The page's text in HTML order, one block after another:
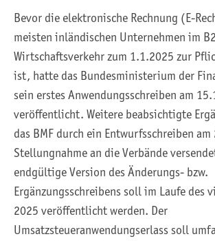
Bevor die elektronische Rechnung (E-
meisten inländischen Unternehmen im
Wirtschaftsverkehr zum 1.1.2025 zur
ist, hatte das Bundesministerium der
sein erstes Anwendungsschreiben am
veröffentlicht. Weitere beabsichtigte
das BMF durch ein Entwurfsschreiben
Stellungnahme an die Verbände
endgültige Version des Änderungs- bzw.
Ergänzungsschreibens soll im Laufe des
2025 veröffentlicht werden. Der
Umsatzsteueranwendungserlass soll